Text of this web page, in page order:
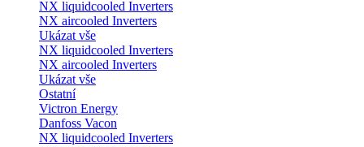
NX liquidcooled Inverters
NX aircooled Inverters
Ukázat vše
NX liquidcooled Inverters
NX aircooled Inverters
Ukázat vše
Ostatní
Victron Energy
Danfoss Vacon
NX liquidcooled Inverters